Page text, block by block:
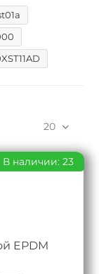
20
EPDM
В наличии: 23